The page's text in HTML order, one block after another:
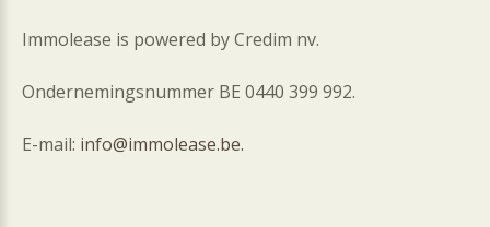
Immolease is powered by Credim nv.
Ondernemingsnummer BE 0440 399 992.
E-mail: info@immolease.be.